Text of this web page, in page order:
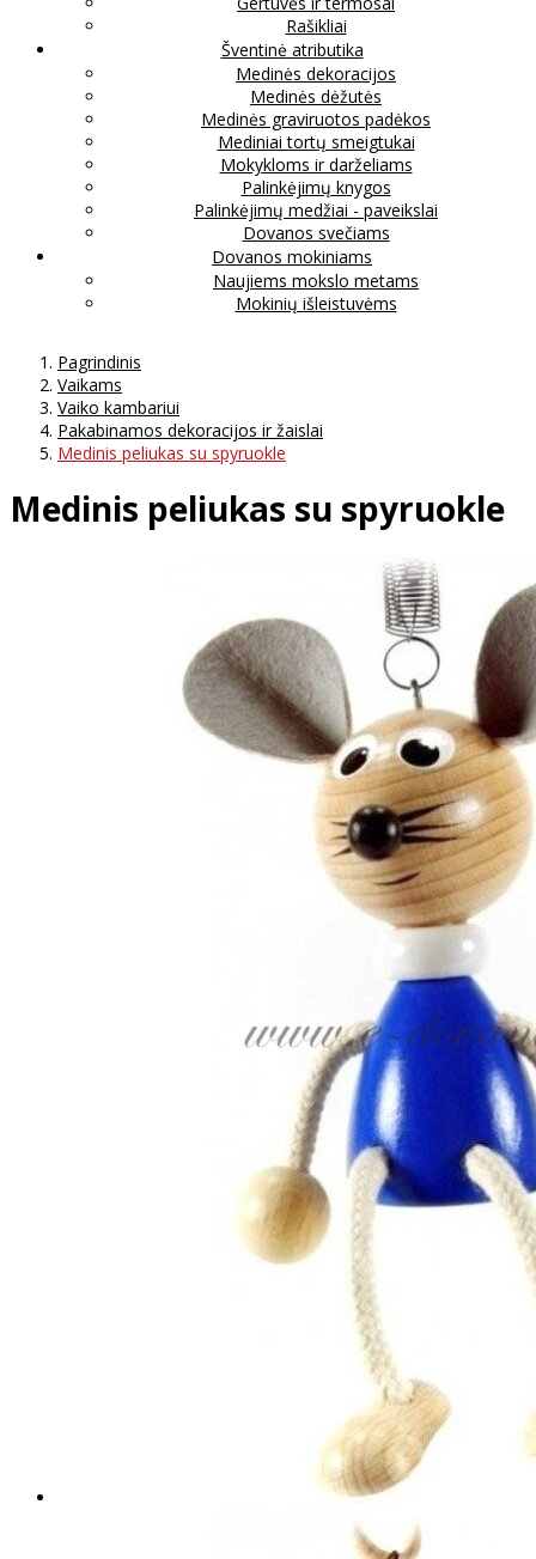
Rašikliai
Šventinė atributika
Medinės dekoracijos
Medinės dėžutės
Medinės graviruotos padėkos
Mediniai tortų smeigtukai
Mokykloms ir darželiams
Palinkėjimų knygos
Palinkėjimų medžiai - paveikslai
Dovanos svečiams
Dovanos mokiniams
Naujiems mokslo metams
Mokinių išleistuvėms
Pagrindinis
Vaikams
Vaiko kambariui
Pakabinamos dekoracijos ir žaislai
Medinis peliukas su spyruokle
Medinis peliukas su spyruokle